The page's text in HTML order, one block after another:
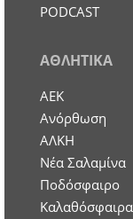
PODCAST
ΑΘΛΗΤΙΚΑ
ΑΕΚ
Ανόρθωση
ΑΛΚΗ
Νέα Σαλαμίνα
Ποδόσφαιρο
Καλαθόσφαιρα